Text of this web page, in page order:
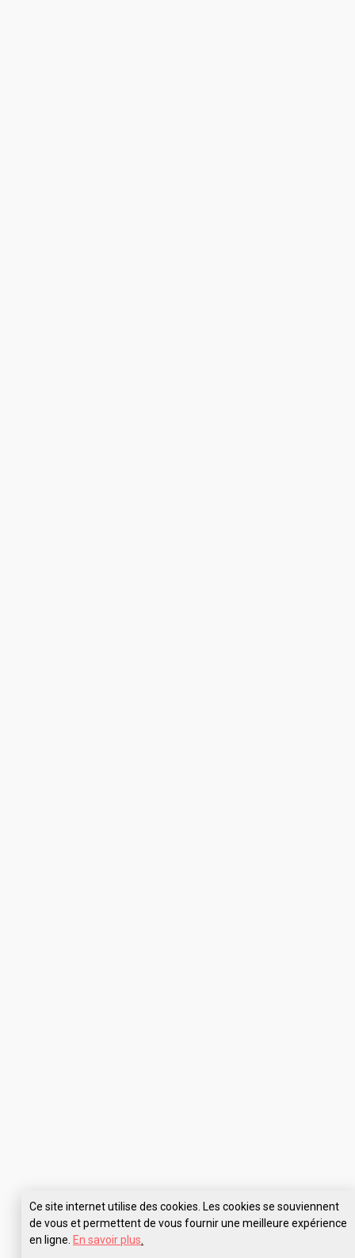
Ce site internet utilise des cookies. Les cookies se souviennent
de vous et permettent de vous fournir une meilleure expérience
en ligne. En savoir plus